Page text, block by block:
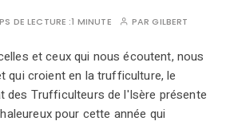
DE LECTURE :1 MINUTE PARGILBERT
et ceux qui nous écoutent, nous
qui croient en la trufficulture, le
des Trufficulteurs de l'Isère présente
pour cette année qui